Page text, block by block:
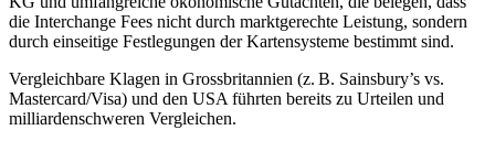
die Interchange Fees nicht durch marktgerechte Leistung, sondern
durch einseitige Festlegungen der Kartensysteme bestimmt sind.
Vergleichbare Klagen in Grossbritannien (z. B. Sainsbury’s vs.
Mastercard/Visa) und den USA führten bereits zu Urteilen und
milliardenschweren Vergleichen.